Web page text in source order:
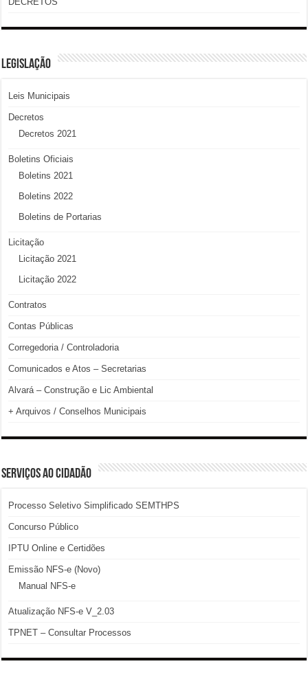
LEGISLAÇÃO
Leis Municipais
Decretos
Decretos 2021
Boletins Oficiais
Boletins 2021
Boletins 2022
Boletins de Portarias
Licitação
Licitação 2021
Licitação 2022
Contratos
Contas Públicas
Corregedoria / Controladoria
Comunicados e Atos – Secretarias
Alvará – Construção e Lic Ambiental
+ Arquivos / Conselhos Municipais
SERVIÇOS AO CIDADÃO
Processo Seletivo Simplificado SEMTHPS
Concurso Público
IPTU Online e Certidões
Emissão NFS-e (Novo)
Manual NFS-e
Atualização NFS-e V_2.03
TPNET – Consultar Processos